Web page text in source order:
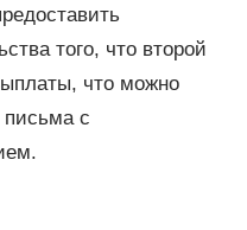
того, что второй
что можно
письма с